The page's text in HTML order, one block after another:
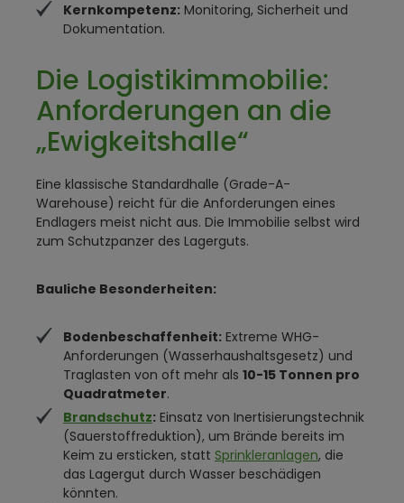
Kernkompetenz: Monitoring, Sicherheit und
Dokumentation.
Die Logistikimmobilie:
Anforderungen an die
„Ewigkeitshalle“
Eine klassische Standardhalle (Grade-A-
Warehouse) reicht für die Anforderungen eines
Endlagers meist nicht aus. Die Immobilie selbst wird
zum Schutzpanzer des Lagerguts.
Bauliche Besonderheiten:
Bodenbeschaffenheit: Extreme WHG-
Anforderungen (Wasserhaushaltsgesetz) und
Traglasten von oft mehr als 10-15 Tonnen pro
Quadratmeter.
Brandschutz: Einsatz von Inertisierungstechnik
(Sauerstoffreduktion), um Brände bereits im
Keim zu ersticken, statt Sprinkleranlagen, die
das Lagergut durch Wasser beschädigen
könnten.